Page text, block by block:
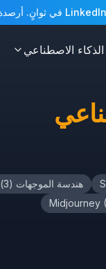
الاصطناعي
هندسة الموجهات (
3
)
Midjourney(